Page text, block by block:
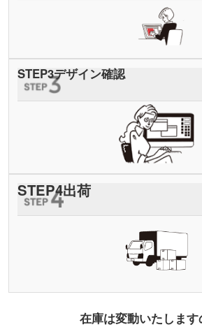
STEP3デザイン確認
STEP4出荷
在庫は変動いたします